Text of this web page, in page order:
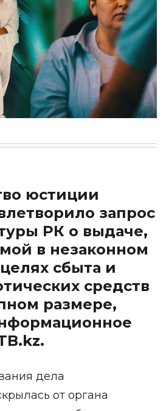
юстиции
запрос
РК о выдаче,
в незаконном
сбыта и
средств
размере,
дела
от органа